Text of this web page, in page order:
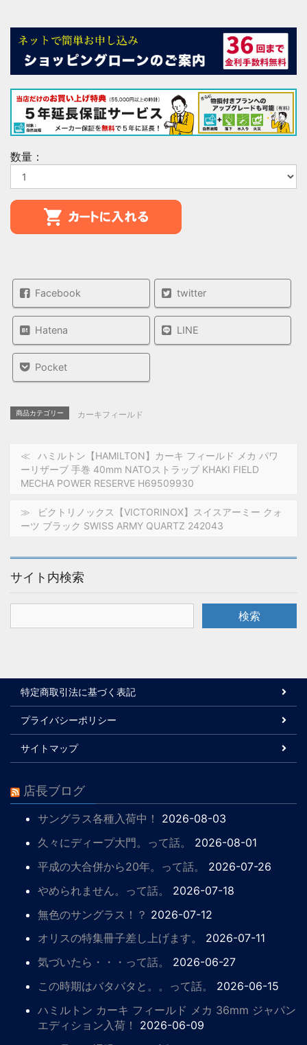
数量：
Facebook twitter
Hatena LINE
Pocket
商品カテゴリー カーキフィールド
ハミルトン【HAMILTON】カーキ フィールド メカ パワ
ーリザーブ 手巻 40mm NATOストラップ KHAKI FIELD
MECHA POWER RESERVE H69509930
ビクトリノックス【VICTORINOX】スイスアーミー クォ
ーツ ブラック SWISS ARMY QUARTZ 242043
サイト内検索
特定商取引法に基づく表記
プライバシーポリシー
サイトマップ
店長ブログ
サングラス各種入荷中！
2026-08-03
久々にディープ大門。って話。
2026-08-01
平成の大合併から20年。って話。
2026-07-26
やめられません。って話。
2026-07-18
無色のサングラス！？ 2026-07-12
オリスの特集冊子差し上げます。
2026-07-11
気づいたら・・・って話。
2026-06-27
この時期はバタバタと。。って話。
2026-06-15
ハミルトン カーキ フィールド メカ 36mm ジャパン
エディション入荷！
2026-06-09